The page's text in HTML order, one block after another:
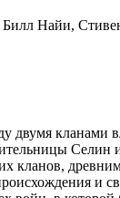
Найи,
двумя кланами
Селин
кланов,
и